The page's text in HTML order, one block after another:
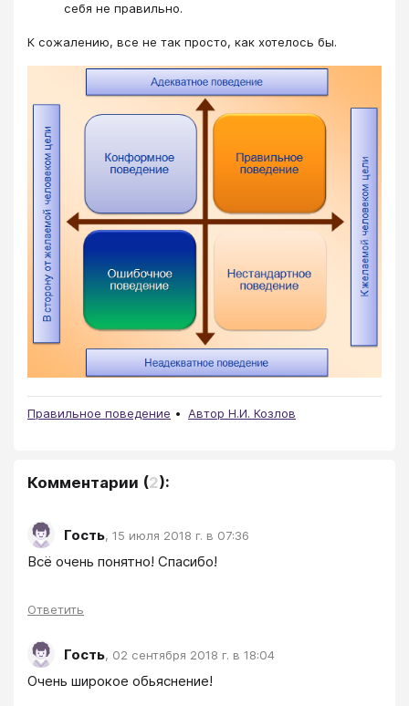
себя не правильно.
К сожалению, все не так просто, как хотелось бы.
Правильное поведение Автор Н.И. Козлов
Комментарии (2):
Гость, 15 июля 2018 г. в 07:36
Всё очень понятно! Спасибо!
Ответить
Гость, 02 сентября 2018 г. в 18:04
Очень широкое обьяснение!